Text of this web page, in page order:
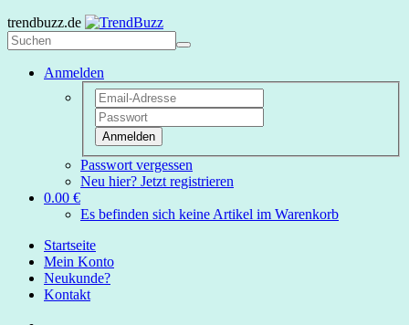
trendbuzz.de
Anmelden
Anmelden
Passwort vergessen
Neu hier? Jetzt registrieren
0.00 €
Es befinden sich keine Artikel im Warenkorb
Startseite
Mein Konto
Neukunde?
Kontakt